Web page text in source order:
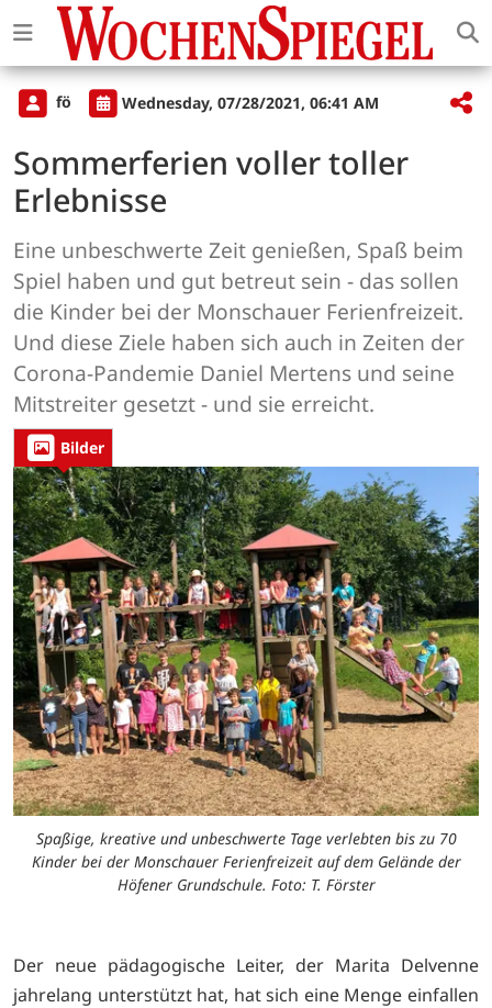
fö Wednesday, 07/28/2021, 06:41 AM
Sommerferien voller toller
Erlebnisse
Eine unbeschwerte Zeit genießen, Spaß beim
Spiel haben und gut betreut sein - das sollen
die Kinder bei der Monschauer Ferienfreizeit.
Und diese Ziele haben sich auch in Zeiten der
Corona-Pandemie Daniel Mertens und seine
Mitstreiter gesetzt - und sie erreicht.
Bilder
Spaßige, kreative und unbeschwerte Tage verlebten bis zu 70
Kinder bei der Monschauer Ferienfreizeit auf dem Gelände der
Höfener Grundschule. Foto: T. Förster
Der neue pädagogische Leiter, der Marita Delvenne
jahrelang unterstützt hat, hat sich eine Menge einfallen